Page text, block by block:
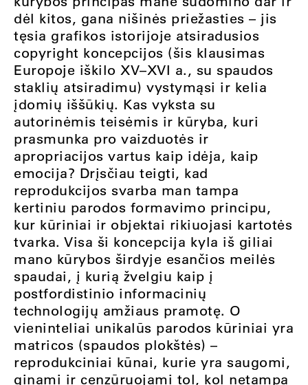
dėl kitos, gana nišinės priežasties – jis
tęsia grafikos istorijoje atsiradusios
copyright koncepcijos (šis klausimas
Europoje iškilo XV–XVI a., su spaudos
staklių atsiradimu) vystymąsi ir kelia
įdomių iššūkių. Kas vyksta su
autorinėmis teisėmis ir kūryba, kuri
prasmunka pro vaizduotės ir
apropriacijos vartus kaip idėja, kaip
emocija? Drįsčiau teigti, kad
reprodukcijos svarba man tampa
kertiniu parodos formavimo principu,
kur kūriniai ir objektai rikiuojasi kartotės
tvarka. Visa ši koncepcija kyla iš giliai
mano kūrybos širdyje esančios meilės
spaudai, į kurią žvelgiu kaip į
postfordistinio informacinių
technologijų amžiaus pramotę. O
vieninteliai unikalūs parodos kūriniai yra
matricos (spaudos plokštės) –
reprodukciniai kūnai, kurie yra saugomi,
ginami ir cenzūruojami tol, kol netampa